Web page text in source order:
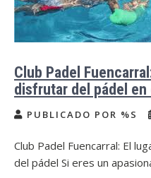
Club Padel
disfrutar del pádel en
PUBLICADO POR %S
Club Padel Fuencarral: El
del pádel Si eres un